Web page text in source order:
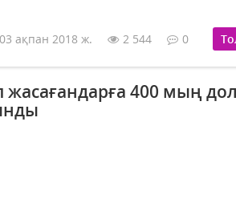
03 ақпан 2018 ж. 2 544 0
400 мың